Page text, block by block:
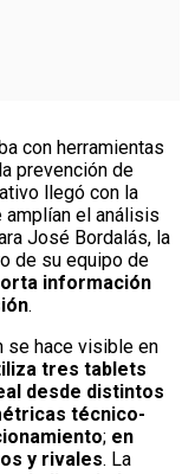
con herramientas
prevención de
llegó con la
el análisis
José Bordalás, la
de su equipo de
información
.
se hace visible en
tres tablets
desde distintos
técnico-
; en
y rivales. La